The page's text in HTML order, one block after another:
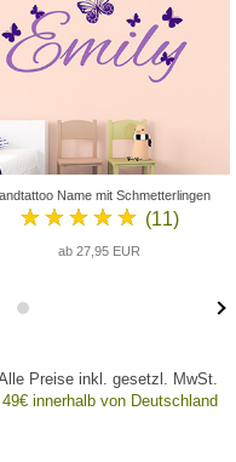
Name mit Schmetterlingen
★★★★★ (11)
ab 27,95 EUR
Preise inkl. gesetzl. MwSt.
innerhalb von Deutschland